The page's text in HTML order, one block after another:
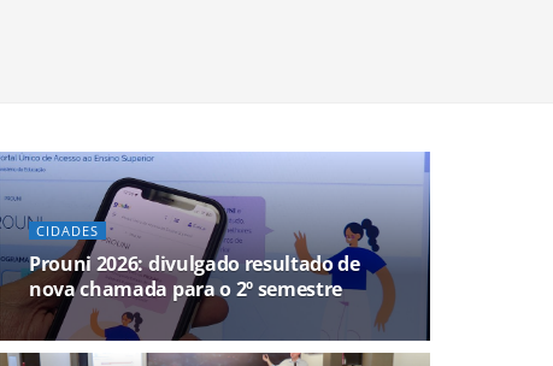
CIDADES
Prouni 2026: divulgado resultado de
nova chamada para o 2º semestre